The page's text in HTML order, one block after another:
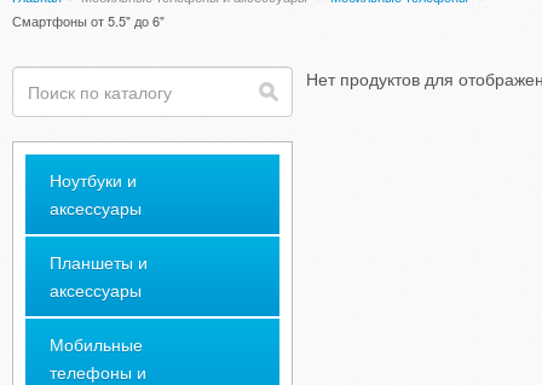
Смартфоны от 5.5" до 6"
Ноутбуки и
аксессуары
Планшеты и
аксессуары
Мобильные
телефоны и
Нет продуктов для